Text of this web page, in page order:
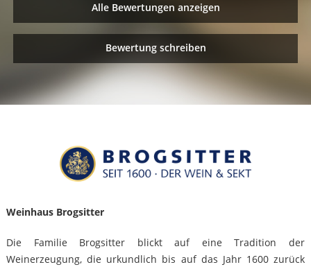
Alle Bewertungen anzeigen
Bewertung schreiben
Weinhaus Brogsitter
Die Familie Brogsitter blickt auf eine Tradition der
Weinerzeugung, die urkundlich bis auf das Jahr 1600 zurück